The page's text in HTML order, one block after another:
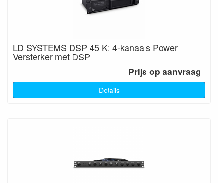
LD SYSTEMS DSP 45 K: 4-kanaals Power
Versterker met DSP
Prijs op aanvraag
Details